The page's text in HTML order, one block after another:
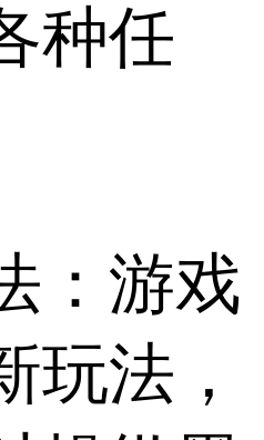
种任
：游戏
玩法，